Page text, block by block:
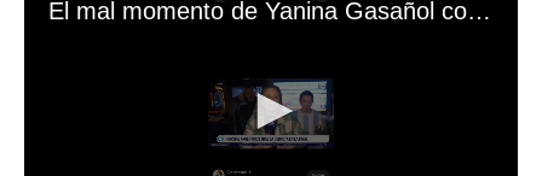
El mal momento de Yanina Gasañol con un hincha argentino en "Subrayado"